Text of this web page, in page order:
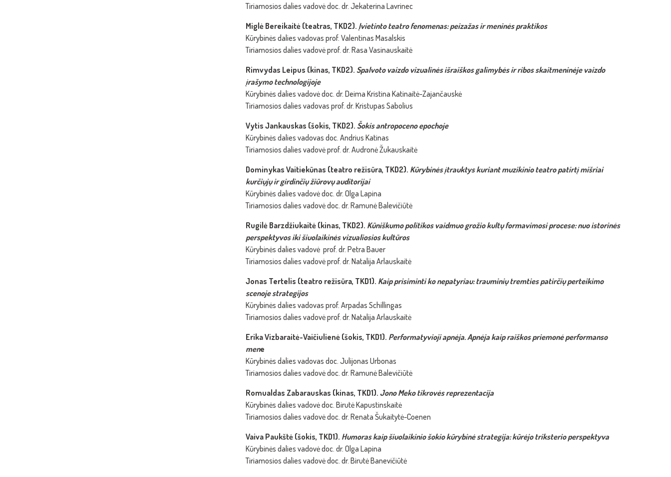
Tiriamosios dalies vadovė doc. dr. Jekaterina Lavrinec
Miglė Bereikaitė (teatras, TKD2). Įvietinto teatro fenomenas: peizažas ir meninės praktikos
Kūrybinės dalies vadovas prof. Valentinas Masalskis
Tiriamosios dalies vadovė prof. dr. Rasa Vasinauskaitė
Rimvydas Leipus (kinas, TKD2). Spalvoto vaizdo vizualinės išraiškos galimybės ir ribos skaitmeninėje vaizdo
įrašymo technologijoje
Kūrybinės dalies vadovė doc. dr. Deima Kristina Katinaitė-Zajančauskė
Tiriamosios dalies vadovas prof. dr. Kristupas Sabolius
Vytis Jankauskas (šokis, TKD2). Šokisantropocenoepochoje
Kūrybinės dalies vadovas doc. Andrius Katinas
Tiriamosios dalies vadovė prof. dr. Audronė Žukauskaitė
Dominykas Vaitiekūnas (teatro režisūra, TKD2). Kūrybinėsįtrauktyskuriant muzikinio teatro patirtį mišriai
kurčiųjų ir girdinčių žiūrovų auditorijai
Kūrybinės dalies vadovė doc. dr. Olga Lapina
Tiriamosios dalies vadovė doc. dr. Ramunė Balevičiūtė
Rugilė Barzdžiukaitė (kinas, TKD2). Kūniškumo politikos vaidmuo grožio kultų formavimosi procese: nuo istorinės
perspektyvos iki šiuolaikinės vizualiosios kultūros
Kūrybinės dalies vadovė prof. dr. Petra Bauer
Tiriamosios dalies vadovė prof. dr. Natalija Arlauskaitė
Jonas Tertelis (teatro režisūra, TKD1). Kaip prisiminti ko nepatyriau: trauminių tremties patirčių perteikimo
scenoje strategijos
Kūrybinės dalies vadovas prof. Arpadas Schillingas
Tiriamosios dalies vadovė prof. dr. Natalija Arlauskaitė
Erika Vizbaraitė-Vaičiulienė (šokis, TKD1). Performatyvioji apnėja. Apnėja kaip raiškos priemonė performanso
mene
Kūrybinės dalies vadovas doc. Julijonas Urbonas
Tiriamosios dalies vadovė doc. dr. Ramunė Balevičiūtė
Romualdas Zabarauskas (kinas, TKD1). Jono Meko tikrovės reprezentacija
Kūrybinės dalies vadovė doc. Birutė Kapustinskaitė
Tiriamosios dalies vadovė doc. dr. Renata Šukaitytė-Coenen
Vaiva Paukštė (šokis, TKD1). Humoras kaip šiuolaikinio šokio kūrybinė strategija: kūrėjo triksterio perspektyva
Kūrybinės dalies vadovė doc. dr. Olga Lapina
Tiriamosios dalies vadovė doc. dr. Birutė Banevičiūtė